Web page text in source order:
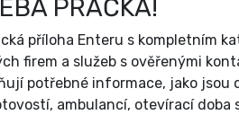
PRAČKA!
příloha Enteru s kompletním
firem a služeb s ověřenými
potřebné informace, jako jsou
ambulancí, otevírací doba